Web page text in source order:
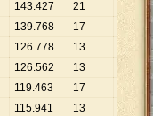
143.427 21
139.768 17 8 222
126.778 13
752
126.562 13
119.463 17
027
115.941 13 8